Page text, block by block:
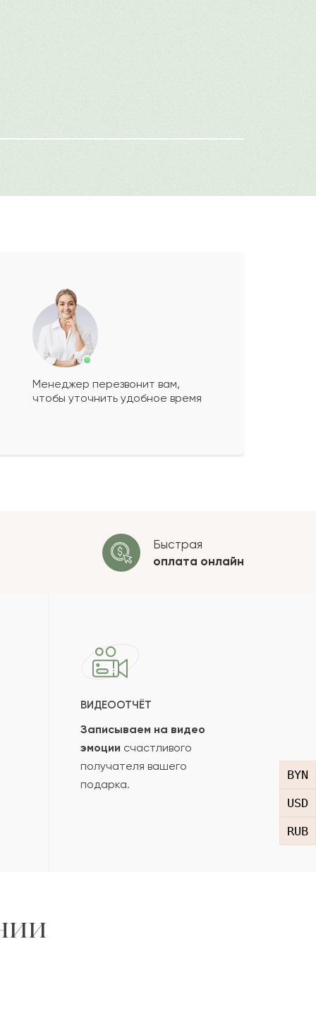
BYN
USD
RUB
будет+?
ОСТАВИТЬ ОТЗЫВ
Менеджер перезвонит вам,
чтобы уточнить удобное время
Быстрая
оплата онлайн
ВИДЕООТЧЁТ
Записываем на видео
эмоции счастливого
получателя вашего
подарка.